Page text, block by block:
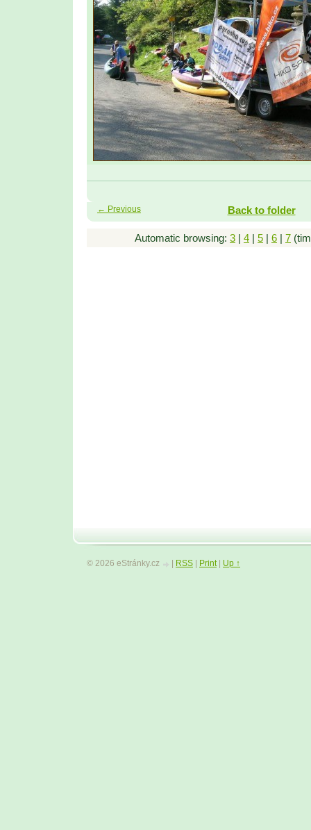
← Previous Back to folder
Automatic browsing: 3 | 4 | 5 | 6 | 7
© 2026 eStránky.cz RSS Print| Up ↑